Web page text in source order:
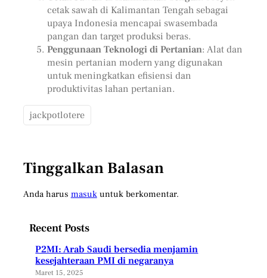
cetak sawah di Kalimantan Tengah sebagai
upaya Indonesia mencapai swasembada
pangan dan target produksi beras.
Penggunaan Teknologi di Pertanian: Alat dan
mesin pertanian modern yang digunakan
untuk meningkatkan efisiensi dan
produktivitas lahan pertanian.
jackpotlotere
Tinggalkan Balasan
Anda harus masukuntuk berkomentar.
Recent Posts
P2MI: Arab Saudi bersedia menjamin
kesejahteraan PMI di negaranya
Maret 15, 2025